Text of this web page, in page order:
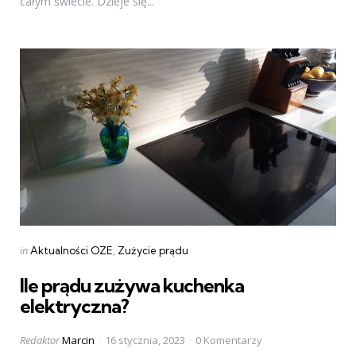
Categories
Posted
inAktualności OZE Zużycie prądu
Ile prądu zużywa kuchenka
elektryczna?
Posted
RedaktorMarcin 16 stycznia, 2023 0 Komentarzy